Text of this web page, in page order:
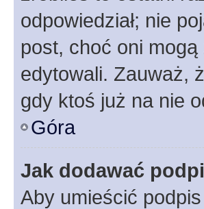
odpowiedział; nie
post, choć oni
edytowali. Zauważ,
gdy ktoś już na nie
Góra
Jak dodawać
Aby umieścić